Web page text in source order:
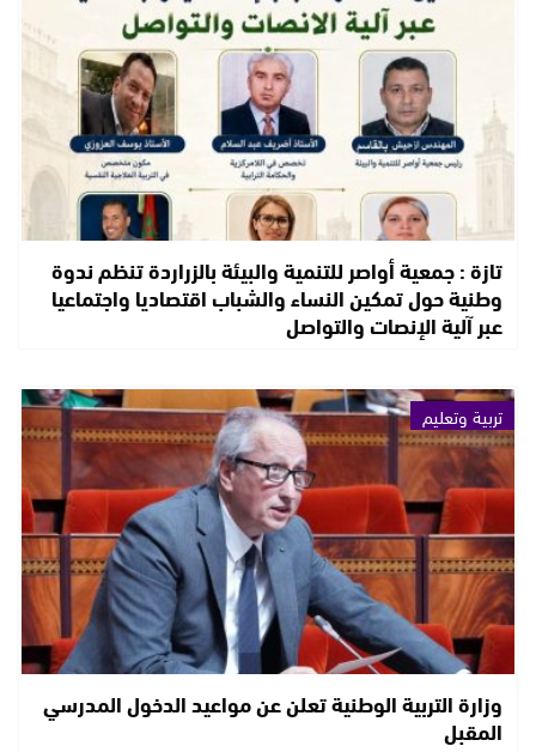
تازة : جمعية أواصر للتنمية والبيئة بالزراردة تنظم ندوة
وطنية حول تمكين النساء والشباب اقتصاديا واجتماعيا
عبر آلية الإنصات والتواصل
تربية وتعليم
وزارة التربية الوطنية تعلن عن مواعيد الدخول المدرسي
المقبل